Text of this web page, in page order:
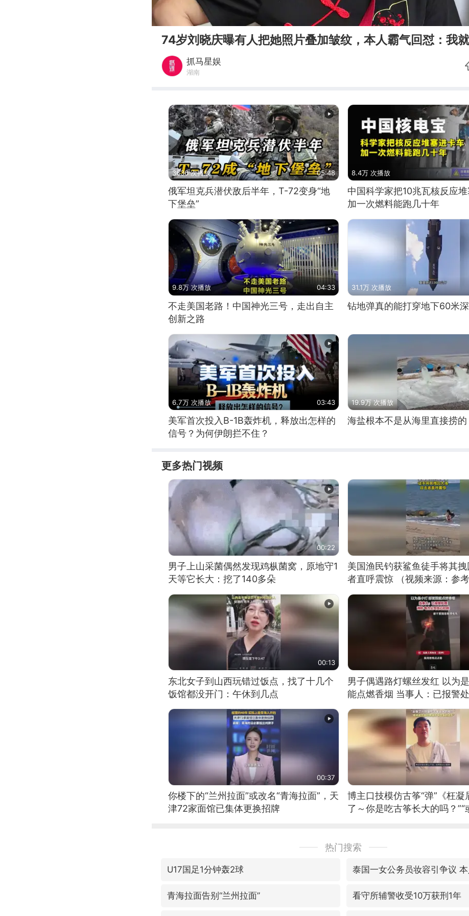
74岁刘晓庆曝有人把她照片叠加皱纹，本人霸气回怼：我
抓马星娱
湖南
3636 次播放 05:48
俄军坦克兵潜伏敌后半年，T-72变身“地
下堡垒”
8.4万 次播放
中国科学家把10兆瓦核反应堆
加一次燃料能跑几十年
9.8万 次播放 04:33
不走美国老路！中国神光三号，走出自主
创新之路
31.1万 次播放
钻地弹真的能打穿地下60米
6.7万 次播放 03:43
美军首次投入B-1B轰炸机，释放出怎样的
信号？为何伊朗拦不住？
19.9万 次播放
海盐根本不是从海里直接捞的
更多热门视频
00:22
男子上山采菌偶然发现鸡枞菌窝，原地守1
天等它长大：挖了140多朵
美国渔民钓获鲨鱼徒手将其
者直呼震惊 （视频来源：参考
00:13
东北女子到山西玩错过饭点，找了十几个
饭馆都没开门：午休到几点
男子偶遇路灯螺丝发红 以为
能点燃香烟 当事人：已报警
00:37
你楼下的“兰州拉面”或改名“青海拉面”，天
津72家面馆已集体更换招牌
博主口技模仿古筝“弹”《枉凝
了～你是吃古筝长大的吗？”“
热门搜索
U17国足1分钟轰2球 泰国一女公务员妆容引争议
青海拉面告别“兰州拉面” 看守所辅警收受10万获刑1年